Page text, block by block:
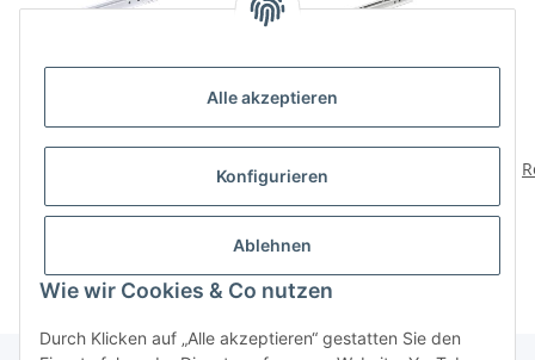
Alle akzeptieren
Konfigurieren
Ablehnen
Wie wir Cookies & Co nutzen
Durch Klicken auf „Alle akzeptieren“ gestatten Sie den
HETTICH
weiß
HETTICH
Rollschubführung
Teilauszug 550mm/15kg
weiß